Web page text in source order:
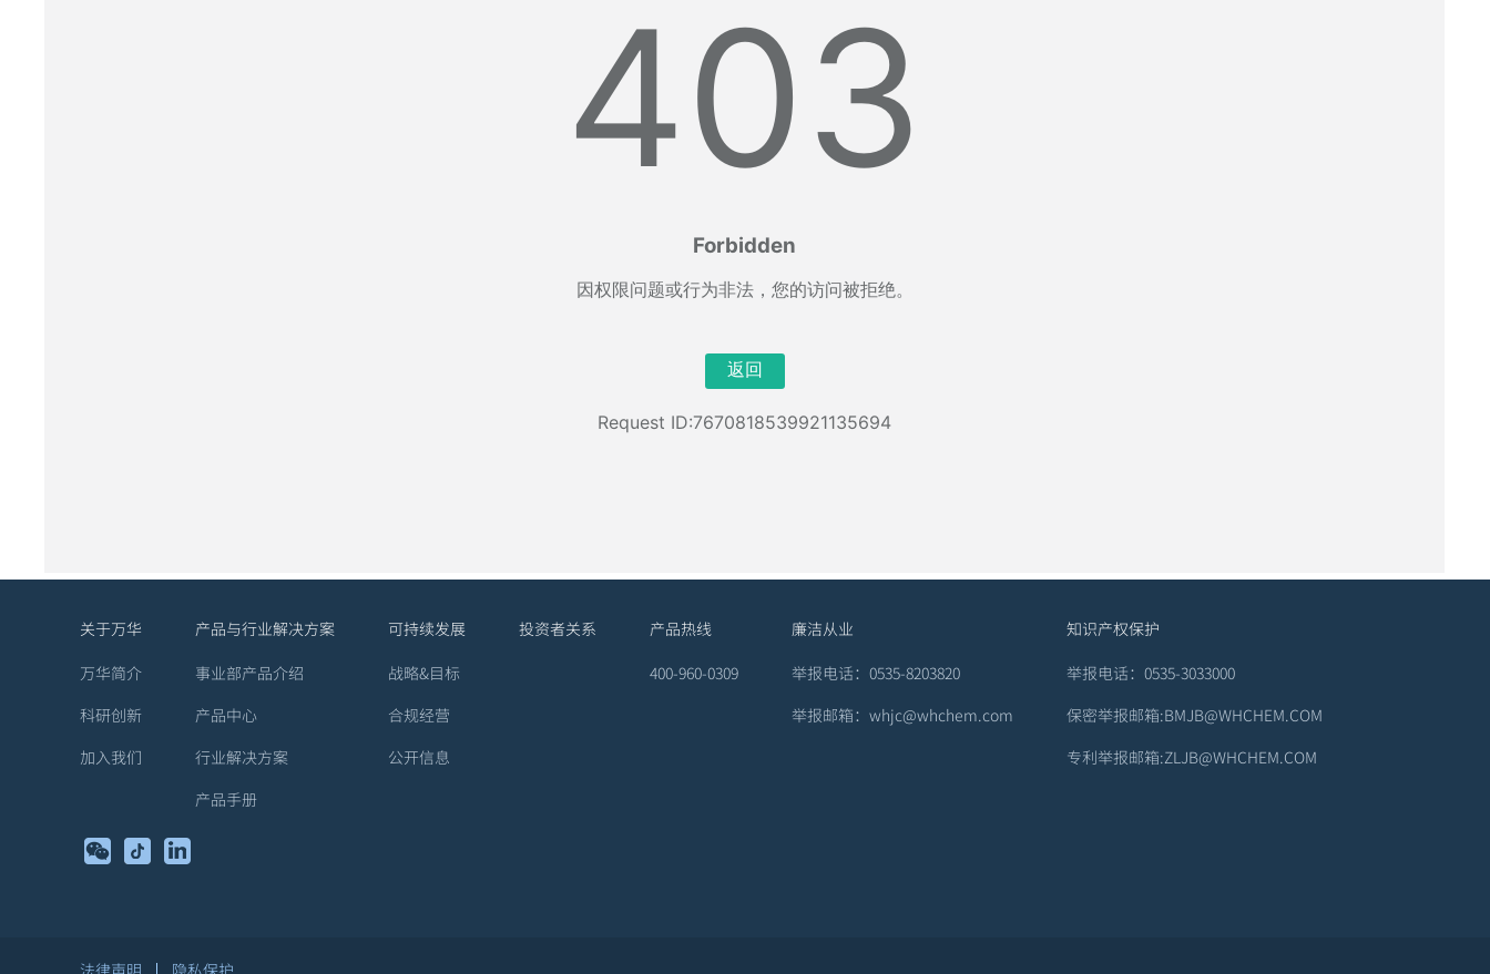
关于万华
万华简介
科研创新
加入我们
产品与行业解决方案
事业部产品介绍
产品中心
行业解决方案
产品手册
可持续发展
战略&目标
合规经营
公开信息
投资者关系 产品热线
400-960-0309
廉洁从业
举报电话：0535-8203820
举报邮箱：whjc@whchem.com
知识产权保护
举报电话：0535-3033000
保密举报邮箱:BMJB@WHCHEM.COM
专利举报邮箱:ZLJB@WHCHEM.COM
法律声明 隐私保护